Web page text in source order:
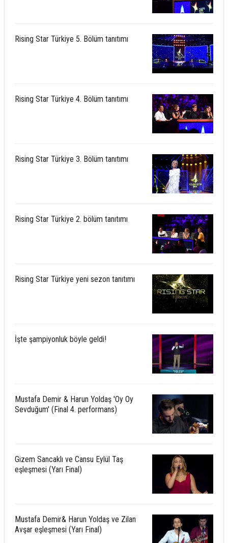
Rising Star Türkiye 5. Bölüm tanıtımı
Rising Star Türkiye 4. Bölüm tanıtımı
Rising Star Türkiye 3. Bölüm tanıtımı
Rising Star Türkiye 2. bölüm tanıtımı
Rising Star Türkiye yeni sezon tanıtımı
İşte şampiyonluk böyle geldi!
Mustafa Demir & Harun Yoldaş 'Oy Oy
Sevduğum' (Final 4. performans)
Gizem Sancaklı ve Cansu Eylül Taş
eşleşmesi (Yarı Final)
Mustafa Demir& Harun Yoldaş ve Zilan
Avşar eşleşmesi (Yarı Final)